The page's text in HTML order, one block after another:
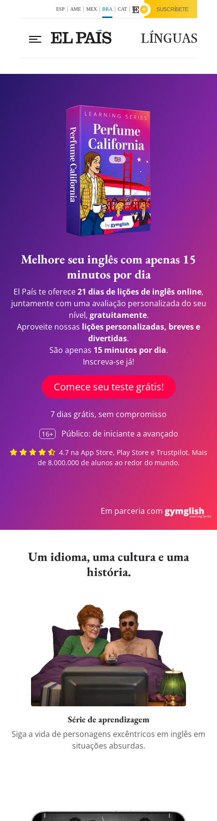
ESP AME MEX BRA CAT ENG SUSCRÍBETE
LÍNGUAS
Melhore seu inglês com apenas 15
minutos por dia
El País te oferece21 dias de lições de inglês online,
juntamente com uma avaliação personalizada do seu
nível, gratuitamente.
Aproveite nossas lições personalizadas, breves e
divertidas.
São apenas 15 minutos por dia.
Inscreva-se já!
Comece seu teste grátis!
7 dias grátis, sem compromisso
16+ Público: de iniciante a avançado
4.7 na App Store, Play Store e Trustpilot. Mais
de 8.000.000 de alunos ao redor do mundo.
Em parceria com
Um idioma, uma cultura e uma
história.
Série de aprendizagem
Siga a vida de personagens excêntricos em inglês em
situações absurdas.